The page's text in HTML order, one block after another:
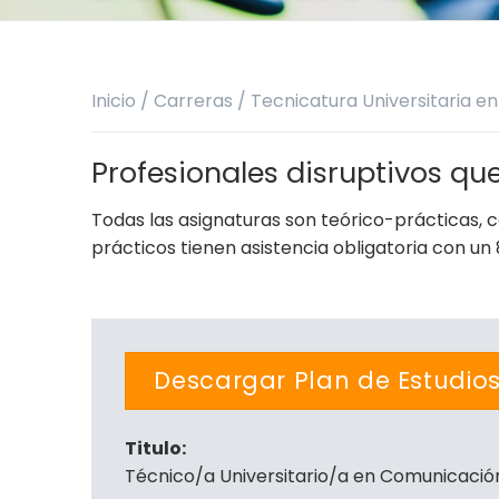
Inicio / Carreras / Tecnicatura Universitaria
Profesionales disruptivos
Todas las asignaturas son teórico-prácticas,
prácticos tienen asistencia obligatoria con
Descargar Plan de Estudios
Titulo:
Técnico/a Universitario/a en